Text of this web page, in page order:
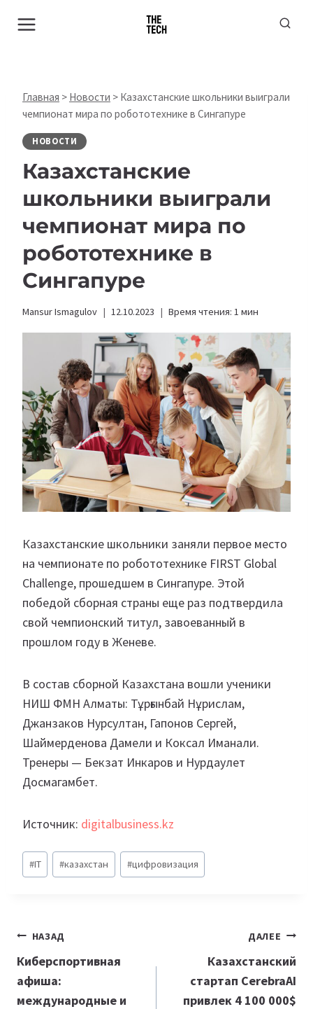
Главная > Новости > Казахстанские школьники выиграли
чемпионат мира по робототехнике в Сингапуре
НОВОСТИ
Казахстанские
школьники выиграли
чемпионат мира по
робототехнике в
Сингапуре
Mansur Ismagulov 12.10.2023 Время чтения: 1 мин
Казахстанские школьники заняли первое место
на чемпионате по робототехнике FIRST Global
Challenge, прошедшем в Сингапуре. Этой
победой сборная страны еще раз подтвердила
свой чемпионский титул, завоеванный в
прошлом году в Женеве.
В состав сборной Казахстана вошли ученики
НИШ ФМН Алматы: Тұрғынбай Нұрислам,
Джанзаков Нурсултан, Гапонов Сергей,
Шаймерденова Дамели и Коксал Иманали.
Тренеры — Бекзат Инкаров и Нурдаулет
Досмагамбет.
Источник: digitalbusiness.kz
Метки
записи:
#IT #казахстан #цифровизация
Навигация
по
записям
НАЗАД
Киберспортивная
афиша:
международные и
ДАЛЕЕ
Казахстанский
стартап CerebraAI
привлек 4 100 000$